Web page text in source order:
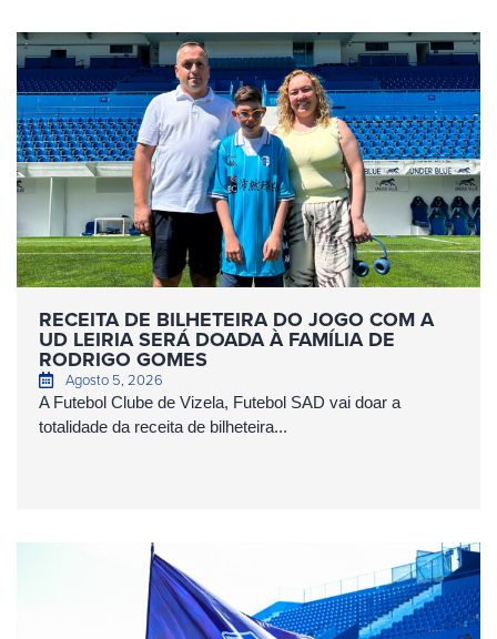
RECEITA DE BILHETEIRA DO JOGO COM A
UD LEIRIA SERÁ DOADA À FAMÍLIA DE
RODRIGO GOMES
Agosto 5, 2026
A Futebol Clube de Vizela, Futebol SAD vai doar a
totalidade da receita de bilheteira...